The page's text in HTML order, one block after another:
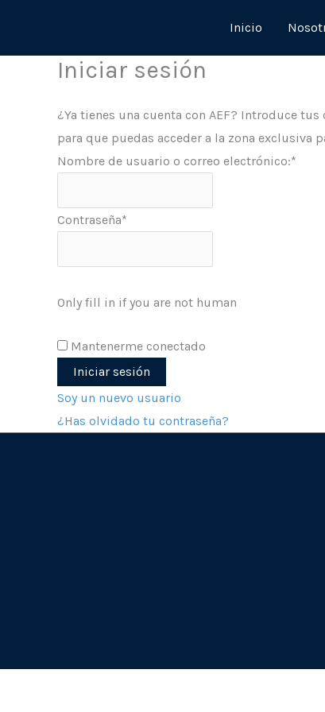
contenido
Inicio
Iniciar sesión
¿Ya tienes una cuenta con AEF? Introduce tus
para que puedas acceder a la zona exclusiva
Nombre de usuario o correo electrónico:*
Contraseña*
Only fill in if you are not human
Mantenerme conectado
Soy un nuevo usuario
¿Has olvidado tu contraseña?